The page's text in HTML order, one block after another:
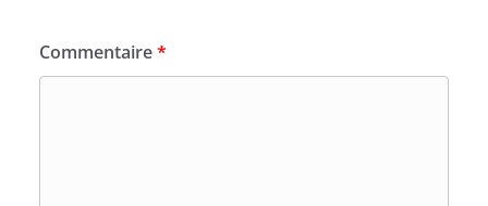
Commentaire*